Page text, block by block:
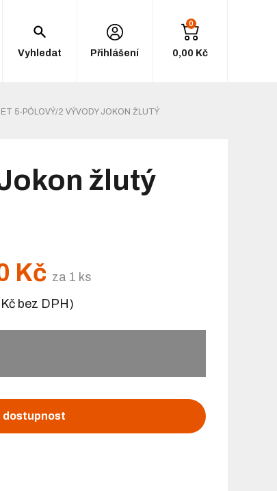
Vyhledat Přihlášení
0
0,00 Kč
5-PÓLOVÝ/2 VÝVODY JOKON ŽLUTÝ
žlutý
Kč za 1 ks
bez DPH)
dostupnost